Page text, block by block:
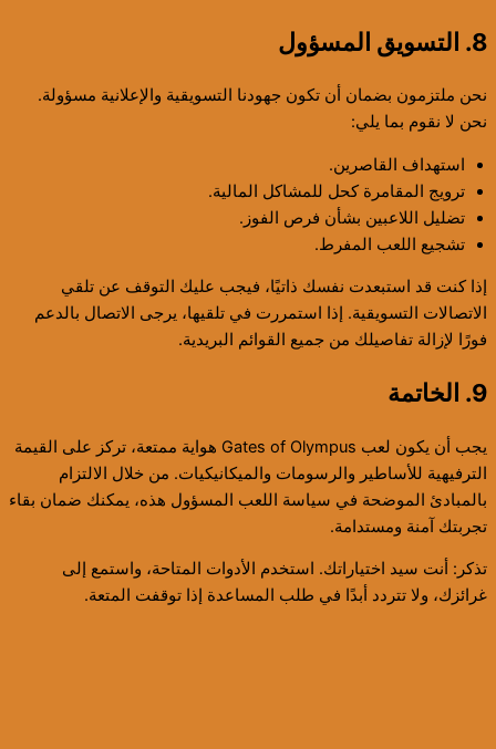
8. التسويق المسؤول
نحن ملتزمون بضمان أن تكون جهودنا التسويقية والإعلانية مسؤولة.
نحن لا نقوم بما يلي:
استهداف القاصرين.
ترويج المقامرة كحل للمشاكل المالية.
تضليل اللاعبين بشأن فرص الفوز.
تشجيع اللعب المفرط.
إذا كنت قد استبعدت نفسك ذاتيًا، فيجب عليك التوقف عن تلقي
الاتصالات التسويقية. إذا استمررت في تلقيها، يرجى الاتصال بالدعم
فورًا لإزالة تفاصيلك من جميع القوائم البريدية.
9. الخاتمة
يجب أن يكون لعب Gates of Olympus هواية ممتعة، تركز على القيمة
الترفيهية للأساطير والرسومات والميكانيكيات. من خلال الالتزام
بالمبادئ الموضحة في سياسة اللعب المسؤول هذه، يمكنك ضمان بقاء
تجربتك آمنة ومستدامة.
تذكر: أنت سيد اختياراتك. استخدم الأدوات المتاحة، واستمع إلى
غرائزك، ولا تتردد أبدًا في طلب المساعدة إذا توقفت المتعة.